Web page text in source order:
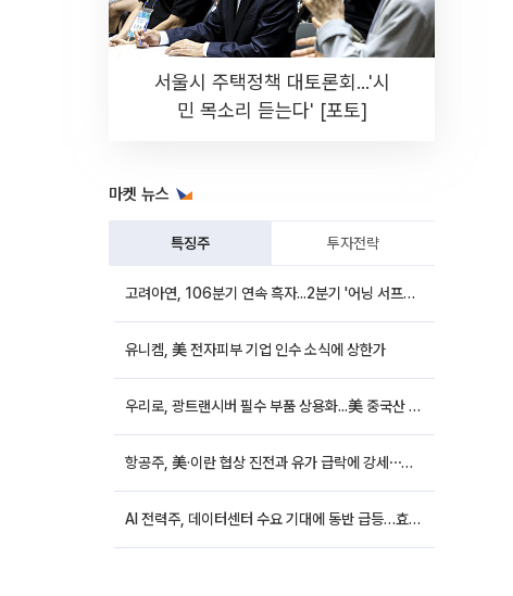
서울시 주택정책 대토론회...'시
민 목소리 듣는다' [포토]
마켓 뉴스
특징주 투자전략
고려아연, 106분기 연속 흑자...2분기 '어닝 서프라이즈'에 장 초반 12%대 강세
유니켐, 美 전자피부 기업 인수 소식에 상한가
우리로, 광트랜시버 필수 부품 상용화...美 중국산 퇴출 추진에 상승세
항공주, 美·이란 협상 진전과 유가 급락에 강세⋯한진칼 8%↑
AI 전력주, 데이터센터 수요 기대에 동반 급등…효성중공업 10%↑